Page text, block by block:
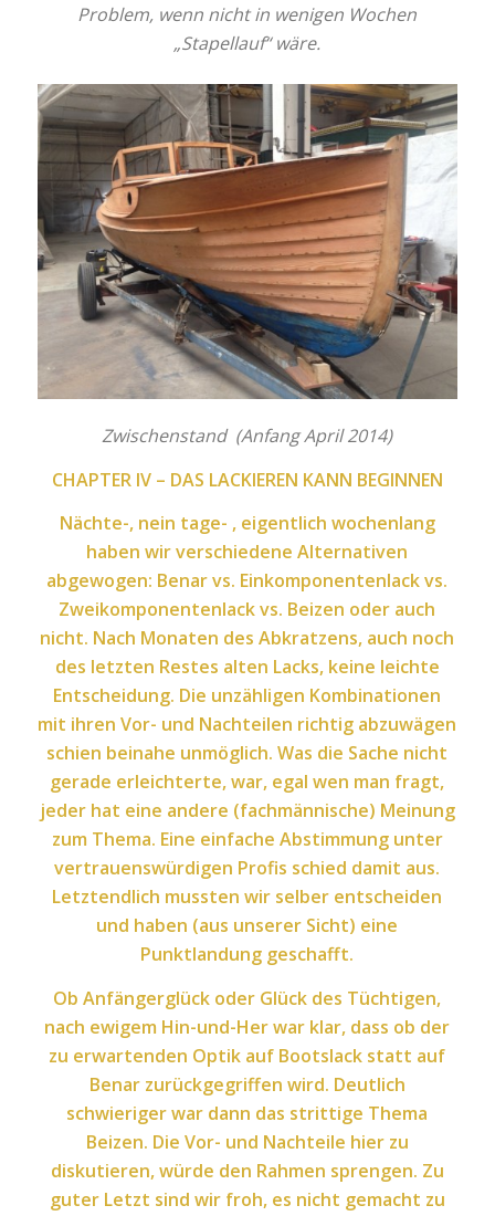
Problem, wenn nicht in wenigen Wochen
„Stapellauf“ wäre.
Zwischenstand (Anfang April 2014)
CHAPTER IV – DAS LACKIEREN KANN BEGINNEN
Nächte-, nein tage- , eigentlich wochenlang
haben wir verschiedene Alternativen
abgewogen: Benar vs. Einkomponentenlack vs.
Zweikomponentenlack vs. Beizen oder auch
nicht. Nach Monaten des Abkratzens, auch noch
des letzten Restes alten Lacks, keine leichte
Entscheidung. Die unzähligen Kombinationen
mit ihren Vor- und Nachteilen richtig abzuwägen
schien beinahe unmöglich. Was die Sache nicht
gerade erleichterte, war, egal wen man fragt,
jeder hat eine andere (fachmännische) Meinung
zum Thema. Eine einfache Abstimmung unter
vertrauenswürdigen Profis schied damit aus.
Letztendlich mussten wir selber entscheiden
und haben (aus unserer Sicht) eine
Punktlandung geschafft.
Ob Anfängerglück oder Glück des Tüchtigen,
nach ewigem Hin-und-Her war klar, dass ob der
zu erwartenden Optik auf Bootslack statt auf
Benar zurückgegriffen wird. Deutlich
schwieriger war dann das strittige Thema
Beizen. Die Vor- und Nachteile hier zu
diskutieren, würde den Rahmen sprengen. Zu
guter Letzt sind wir froh, es nicht gemacht zu